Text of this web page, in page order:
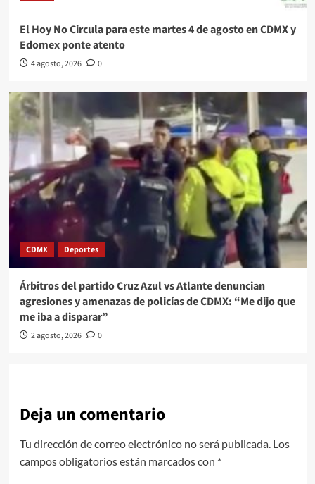
El Hoy No Circula para este martes 4 de agosto en CDMX y
Edomex ponte atento
4 agosto, 2026 0
CDMX Deportes
Árbitros del partido Cruz Azul vs Atlante denuncian
agresiones y amenazas de policías de CDMX: “Me dijo que
me iba a disparar”
2 agosto, 2026 0
Deja un comentario
Tu dirección de correo electrónico no será publicada. Los
campos obligatorios están marcados con *